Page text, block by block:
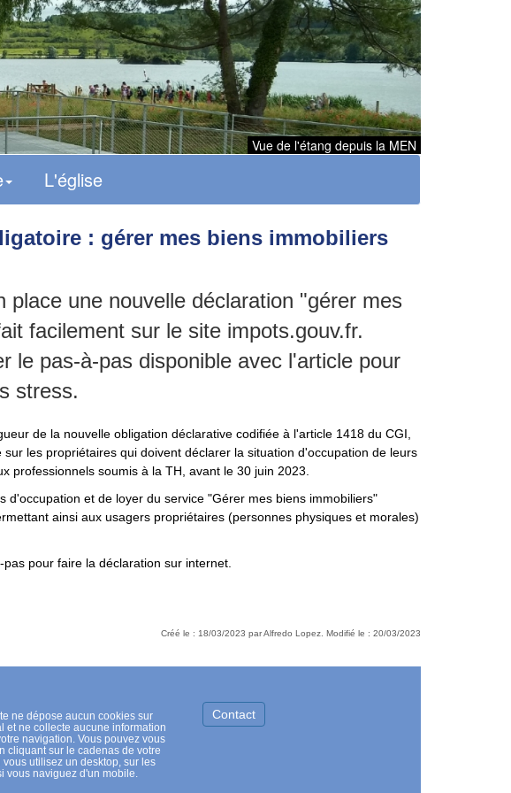
Vue de l'étang depuis la MEN
L'église
: gérer mes biens immobiliers
place une nouvelle déclaration "gérer mes
facilement sur le site impots.gouv.fr.
le pas-à-pas disponible avec l'article pour
stress.
de la nouvelle obligation déclarative codifiée à l'article 1418 du CGI,
les propriétaires qui doivent déclarer la situation d'occupation de leurs
professionnels soumis à la TH, avant le 30 juin 2023.
d'occupation et de loyer du service "Gérer mes biens immobiliers"
ainsi aux usagers propriétaires (personnes physiques et morales)
pour faire la déclaration sur internet.
Créé le : 18/03/2023 par Alfredo Lopez. Modifié le : 20/03/2023
ne dépose aucun cookies sur
et ne collecte aucune information
navigation. Vous pouvez vous
cliquant sur le cadenas de votre
vous utilisez un desktop, sur les
vous naviguez d'un mobile.
Contact